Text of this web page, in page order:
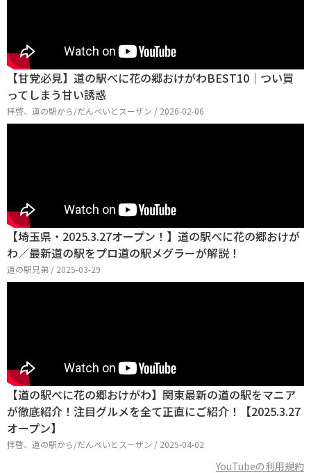
【甘党必見】道の駅べに花の郷おけがわBEST10｜つい買
ってしまう甘い誘惑
拝啓、道の駅から/だんぺいとスーザン / 2026-02-06
【埼玉県・2025.3.27オープン！】道の駅べに花の郷おけが
わ／最新道の駅をプロ道の駅メグラーが解説！
道の駅兄弟 / 2025-03-29
【道の駅べに花の郷おけがわ】関東最新の道の駅をマニア
が徹底紹介！注目グルメを全て正直にご紹介！【2025.3.27
オープン】
拝啓、道の駅から/だんぺいとスーザン / 2025-04-02
YouTubeの利用規約